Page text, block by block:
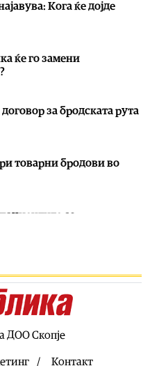
Кога ќе дојде
ќе го замени
за бродската рута
товарни бродови во
сo
брусилица
Словенија го намалува
нискиот водостој на
ДОО Скопје
Контакт